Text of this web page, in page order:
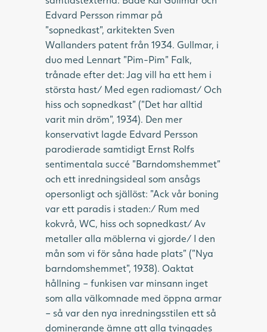
Edvard Persson rimmar på
”sopnedkast”, arkitekten Sven
Wallanders patent från 1934. Gullmar, i
duo med Lennart ”Pim-Pim” Falk,
trånade efter det: Jag vill ha ett hem i
största hast/ Med egen radiomast/ Och
hiss och sopnedkast” (”Det har alltid
varit min dröm”, 1934). Den mer
konservativt lagde Edvard Persson
parodierade samtidigt Ernst Rolfs
sentimentala succé ”Barndomshemmet”
och ett inredningsideal som ansågs
opersonligt och själlöst: ”Ack vår boning
var ett paradis i staden:/ Rum med
kokvrå, WC, hiss och sopnedkast/ Av
metaller alla möblerna vi gjorde/ I den
mån som vi för såna hade plats” (”Nya
barndomshemmet”, 1938). Oaktat
hållning – funkisen var minsann inget
som alla välkomnade med öppna armar
– så var den nya inredningsstilen ett så
dominerande ämne att alla tvingades